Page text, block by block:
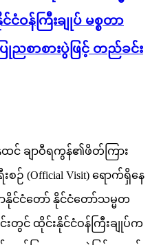
ငံဝန်ကြီးချုပ် မစ္စတာ
စာစားပွဲဖြင့် တည်ခင်း
ထင် ချာဝီရကွန်၏ဖိတ်ကြား
ဉ် (Official Visit) ရောက်ရှိနေ
င်ငံတော် နိုင်ငံတော်သမ္မတ
တွင် ထိုင်းနိုင်ငံဝန်ကြီးချုပ်က